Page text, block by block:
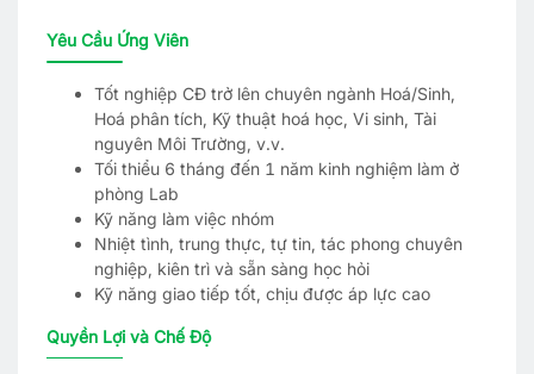
Yêu Cầu Ứng Viên
Tốt nghiệp CĐ trở lên chuyên ngành Hoá/Sinh,
Hoá phân tích, Kỹ thuật hoá học, Vi sinh, Tài
nguyên Môi Trường, v.v.
Tối thiểu 6 tháng đến 1 năm kinh nghiệm làm ở
phòng Lab
Kỹ năng làm việc nhóm
Nhiệt tình, trung thực, tự tin, tác phong chuyên
nghiệp, kiên trì và sẵn sàng học hỏi
Kỹ năng giao tiếp tốt, chịu được áp lực cao
Quyền Lợi và Chế Độ